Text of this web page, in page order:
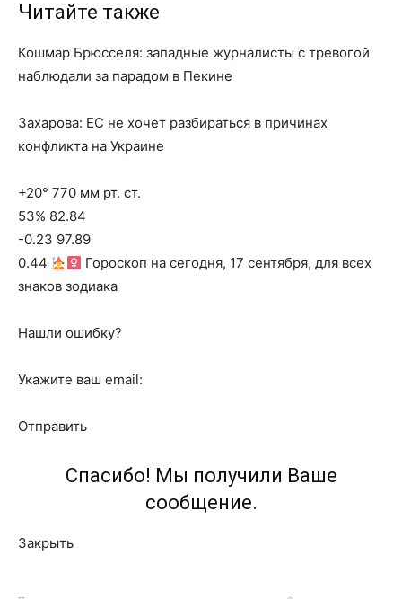
Читайте также
Кошмар Брюсселя: западные журналисты с тревогой
наблюдали за парадом в Пекине
Захарова: ЕС не хочет разбираться в причинах
конфликта на Украине
+20° 770 мм рт. ст.
53% 82.84
-0.23 97.89
0.44
Гороскоп на сегодня, 17 сентября, для всех
знаков зодиака
Нашли ошибку?
Укажите ваш email:
Отправить
Спасибо! Мы получили Ваше
сообщение.
Закрыть